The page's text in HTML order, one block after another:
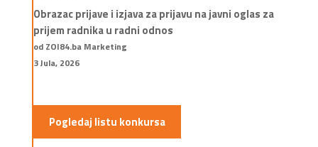
Obrazac prijave i izjava za prijavu na javni oglas za
prijem radnika u radni odnos
od ZOI84.ba Marketing
3 Jula, 2026
Pogledaj listu konkursa